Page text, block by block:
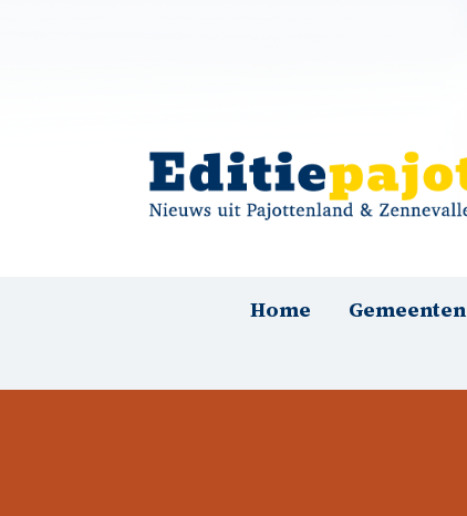
HoofdnavigatieHome Gemeenten